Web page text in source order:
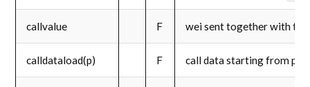
callvalue F wei sent together with
calldataload(p) F call data starting from